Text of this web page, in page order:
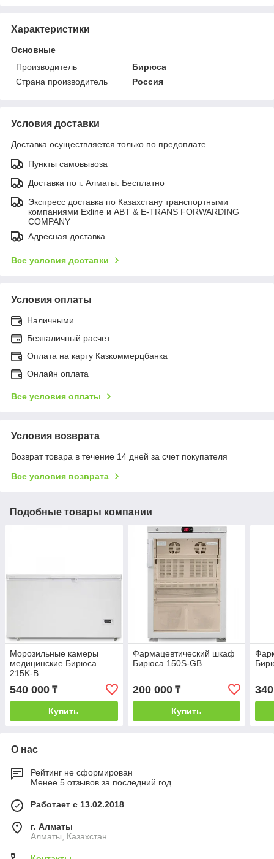
Характеристики
Основные
Производитель
Бирюса
Страна производитель
Россия
Условия доставки
Доставка осуществляется только по предоплате.
Пункты самовывоза
Доставка по г. Алматы. Бесплатно
Экспресс доставка по Казахстану транспортными
компаниями Exline и ABT & E-TRANS FORWARDING
COMPANY
Адресная доставка
Все условия доставки
Условия оплаты
Наличными
Безналичный расчет
Оплата на карту Казкоммерцбанка
Онлайн оплата
Все условия оплаты
Условия возврата
Возврат товара в течение 14 дней за счет покупателя
Все условия возврата
Подобные товары компании
Морозильные камеры
медицинские Бирюса
215K-B
540 000 ₸
Купить
Фармацевтический шкаф
Бирюса 150S-GB
200 000₸
Купить
О нас
Рейтинг не сформирован
Менее 5 отзывов за последний год
Работает с 13.02.2018
г. Алматы
Алматы, Казахстан